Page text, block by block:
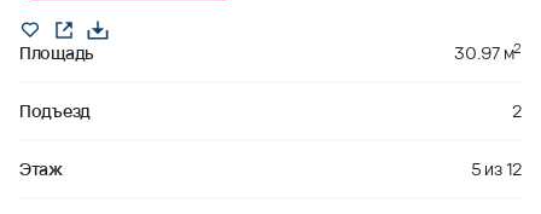
Площадь 30.97 м2
Подъезд 2
Этаж 5 из12